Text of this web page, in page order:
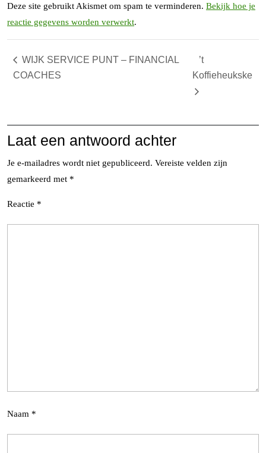
Deze site gebruikt Akismet om spam te verminderen. Bekijk hoe je
reactie gegevens worden verwerkt.
WIJK SERVICE PUNT – FINANCIAL
COACHES
’t
Koffieheukske
Laat een antwoord achter
Je e-mailadres wordt niet gepubliceerd. Vereiste velden zijn
gemarkeerd met *
Reactie *
Naam *